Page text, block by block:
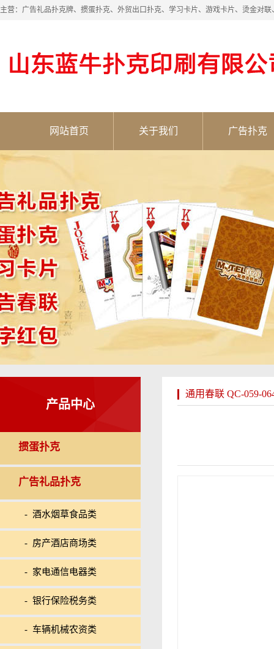
主营：广告礼品扑克牌、掼蛋扑克、外贸出口扑克、学习卡片、游戏卡片、烫金对联
网站首页 关于我们 广告扑克
产品中心
掼蛋扑克
广告礼品扑克
- 酒水烟草食品类
- 房产酒店商场类
- 家电通信电器类
- 银行保险税务类
- 车辆机械农资类
通用春联 QC-059-